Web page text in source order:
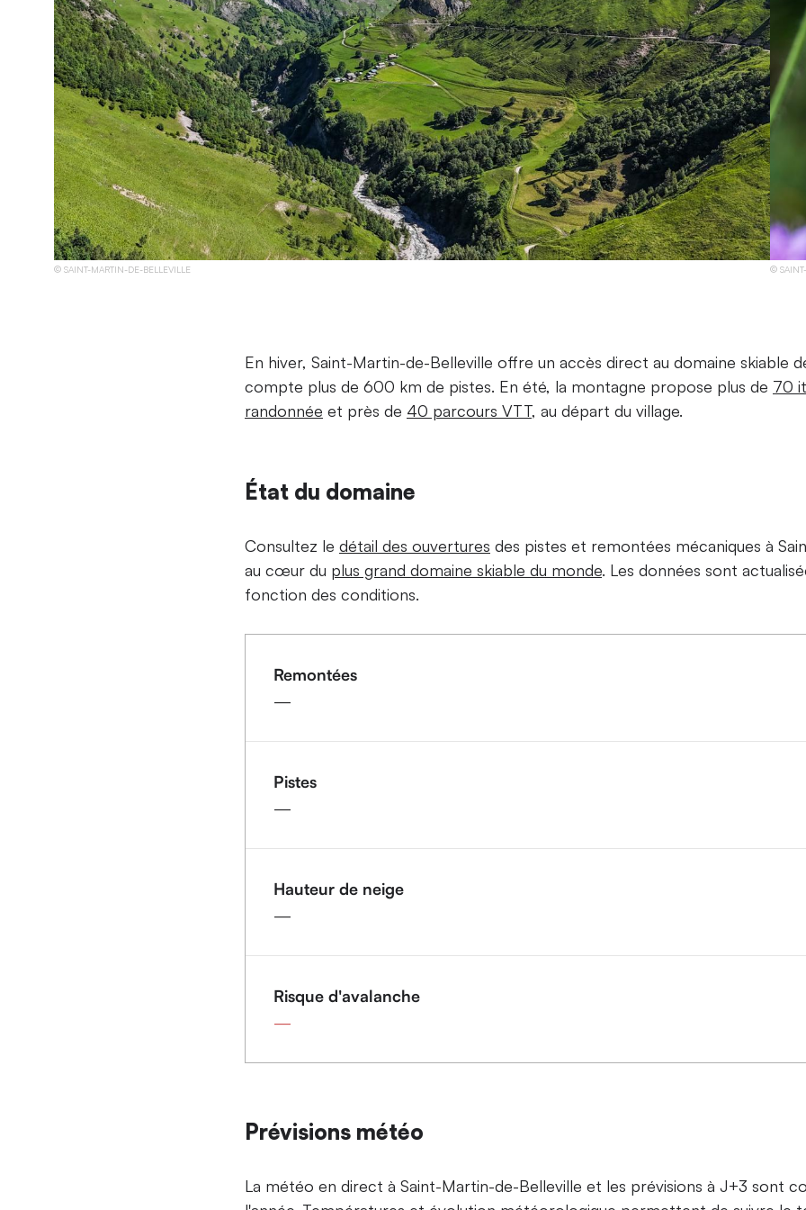
SAINT-MARTIN-DE-BELLEVILLE
En hiver, Saint-Martin-de-Belleville offre un accès direct au domaine skiable
compte plus de 600 km de pistes. En été, la montagne propose plus de 70
randonnée et près de 40 parcours VTT, au départ du village.
État du domaine
Consultez le détail des ouvertures des pistes et remontées mécaniques à
au cœur du plus grand domaine skiable du monde. Les données sont
fonction des conditions.
Remontées
—
Pistes
—
Hauteur de neige
—
Risque d'avalanche
—
Prévisions météo
La météo en direct à Saint-Martin-de-Belleville et les prévisions à J+3 sont